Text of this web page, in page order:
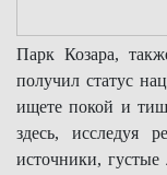
Парк Козара,
получил статус
ищете покой и
здесь, исследуя
источники,